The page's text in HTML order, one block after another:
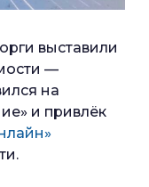
выставили
—
на
и привлёк